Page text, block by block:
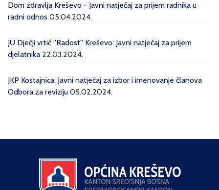
Dom zdravlja Kreševo - Javni natječaj za prijem radnika u
radni odnos 05.04.2024.
JU Dječji vrtić ''Radost'' Kreševo: Javni natječaj za prijem
djelatnika 22.03.2024.
JKP Kostajnica: Javni natječaj za izbor i imenovanje članova
Odbora za reviziju 05.02.2024.